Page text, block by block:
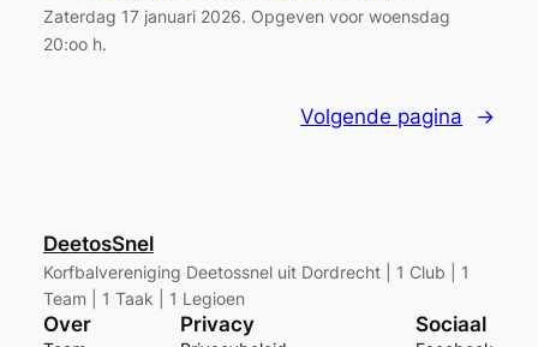
Zaterdag 17 januari 2026. Opgeven voor woensdag
20:oo h.
Volgende pagina →
DeetosSnel
Korfbalvereniging Deetossnel uit Dordrecht | 1 Club | 1
Team | 1 Taak | 1 Legioen
Over Privacy Sociaal